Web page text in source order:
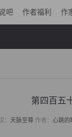
吧 作者福利 作
第四百五
： 天脉至尊作者： 心跳的